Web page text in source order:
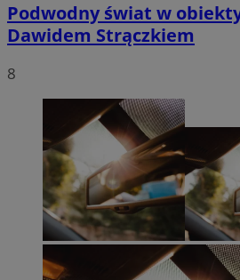
Podwodny świat w
Dawidem Strączkiem
8